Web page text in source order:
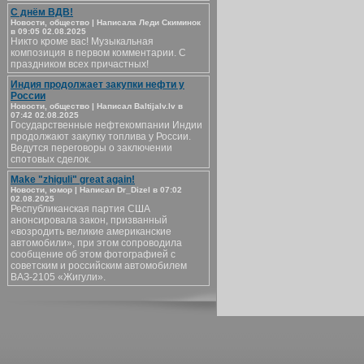
С днём ВДВ!
Новости, общество | Написала Леди Скиминок
в 09:05 02.08.2025
Никто кроме вас! Музыкальная
композиция в первом комментарии. С
праздником всех причастных!
Индия продолжает закупки нефти у
России
Новости, общество | Написал Baltijalv.lv в
07:42 02.08.2025
Государственные нефтекомпании Индии
продолжают закупку топлива у России.
Ведутся переговоры о заключении
спотовых сделок.
Make "zhiguli" great again!
Новости, юмор | Написал Dr_Dizel в 07:02
02.08.2025
Республиканская партия США
анонсировала закон, призванный
«возродить великие американские
автомобили», при этом сопроводила
сообщение об этом фотографией с
советским и российским автомобилем
ВАЗ-2105 «Жигули».